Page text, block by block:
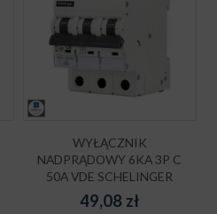
WYŁĄCZNIK
NADPRĄDOWY 6KA 3P C
50A VDE SCHELINGER
49,08 zł